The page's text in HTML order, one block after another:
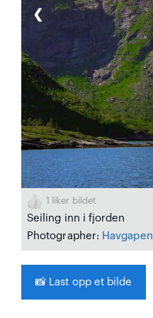
❮
1 liker bildet
Seiling inn i fjorden
Photographer: Havgapen
📸 Last opp et bilde